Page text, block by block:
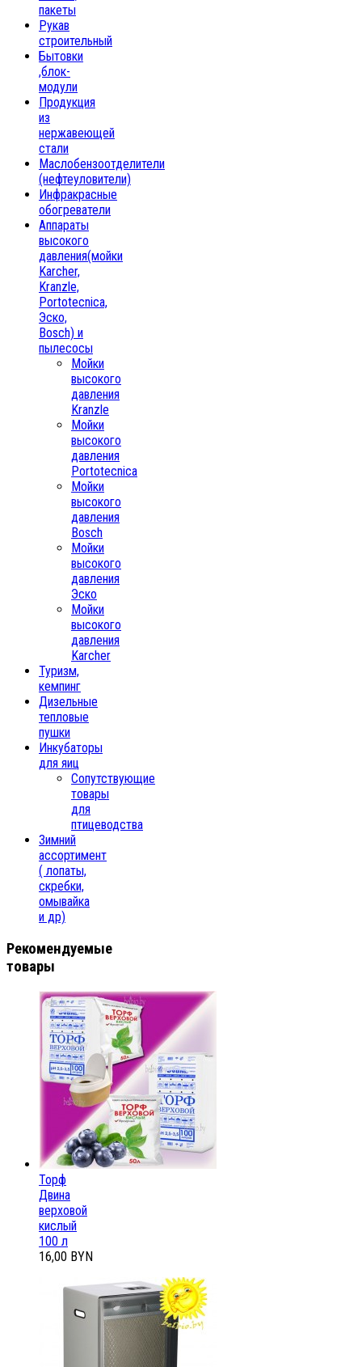
пакеты
Рукав
строительный
Бытовки
,блок-
модули
Продукция
из
нержавеющей
стали
Маслобензоотделители
(нефтеуловители)
Инфракрасные
обогреватели
Аппараты
высокого
давления(мойки
Karcher,
Kranzle,
Portotecnica,
Эско,
Bosch) и
пылесосы
Мойки
высокого
давления
Kranzle
Мойки
высокого
давления
Portotecnica
Мойки
высокого
давления
Bosch
Мойки
высокого
давления
Эско
Мойки
высокого
давления
Karcher
Туризм,
кемпинг
Дизельные
тепловые
пушки
Инкубаторы
для яиц
Сопутствующие
товары
для
птицеводства
Зимний
ассортимент
( лопаты,
скребки,
омывайка
и др)
Рекомендуемые
товары
Торф
Двина
верховой
кислый
100 л
16,00 BYN